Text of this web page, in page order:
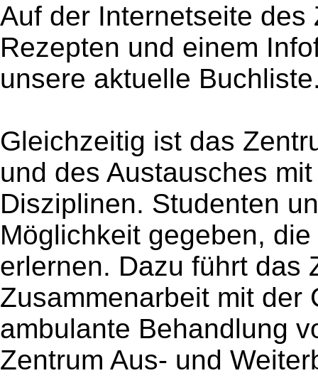
Auf der Internetseite
Rezepten und einem
unsere aktuelle
Gleichzeitig ist das
und des Austausches
Disziplinen. Studenten
Möglichkeit gegeben,
erlernen. Dazu führt das
Zusammenarbeit mit der
ambulante Behandlung
Zentrum Aus- und